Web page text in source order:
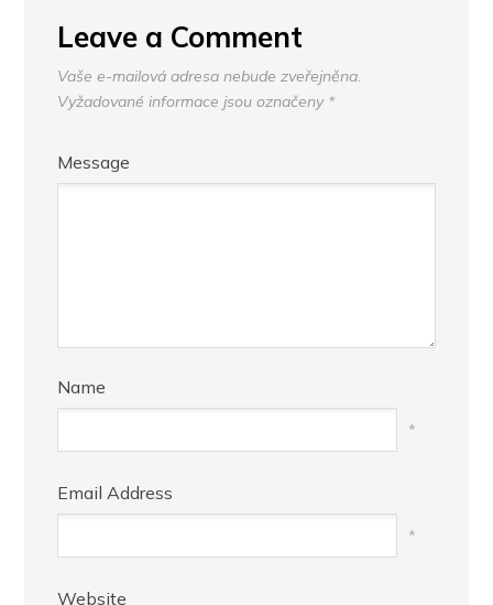
Leave a Comment
Vaše e-mailová adresa nebude zveřejněna.
Vyžadované informace jsou označeny *
Message
Name
*
Email Address
*
Website